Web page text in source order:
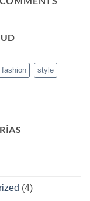
fashion style
(4)